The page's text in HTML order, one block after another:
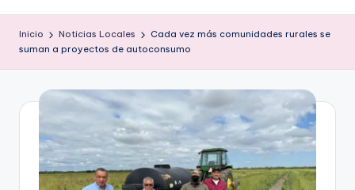
e
g
a
o
p
Inicio Noticias Locales
Cada vez más comunidades rurales se
suman a proyectos de autoconsumo